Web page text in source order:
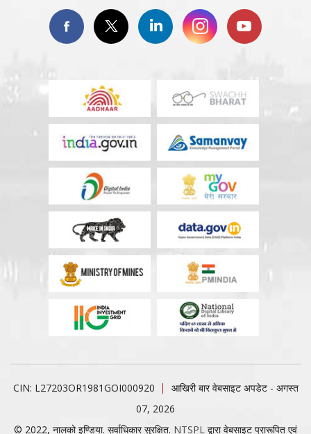
CIN: L27203OR1981GOI000920
आखिरी बार वेबसाइट अपडेट - अगस्त
07, 2026
© 2022, नालको इण्डिया. सर्वाधिकार सुरक्षित. NTSPL द्वारा वेबसाइट प्रारूपित एवं